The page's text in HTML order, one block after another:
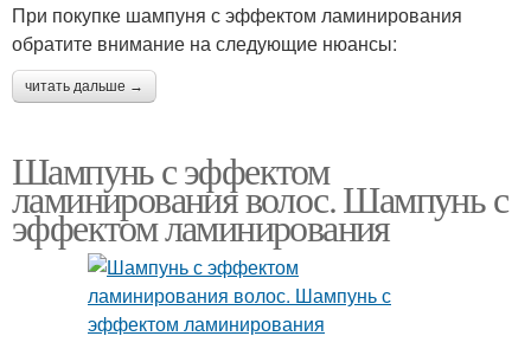
При покупке шампуня с эффектом ламинирования
обратите внимание на следующие нюансы:
читать дальше →
Шампунь с эффектом
ламинирования волос. Шампунь с
эффектом ламинирования